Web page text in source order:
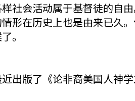
社会活动属于基督徒的自
形在历史上也是由来已久
。
出版了《论非裔美国人神学